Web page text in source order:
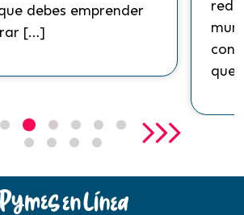
sociales más populares del
Esta plataforma ha
conseguido masificarse a tal punto